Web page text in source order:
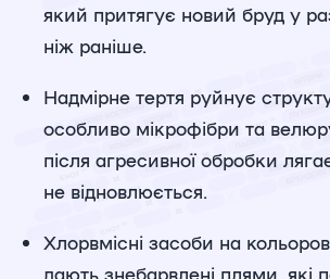
який притягує новий бруд у
ніж раніше.
Надмірне тертя руйнує
особливо мікрофібри та
після агресивної обробки
не відновлюється.
Хлорвмісні засоби на
дають знебарвлені плями, які